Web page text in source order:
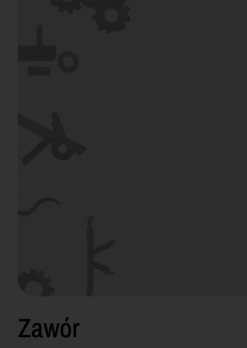
Zawór